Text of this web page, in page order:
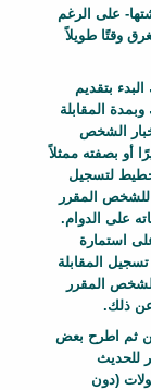
على الرغم
وقتًا طويلاً
بتقديم
المقابلة
الشخص
أو بصفته ممثلاً
لتسجيل
للشخص المقرر
على الدوام.
استمارة
المقابلة
المقرر
عن ذلك.
ثم اطرح بعض
للحديث
(دون